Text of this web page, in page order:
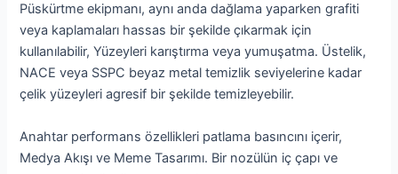
Püskürtme ekipmanı, aynı anda dağlama yaparken grafiti
veya kaplamaları hassas bir şekilde çıkarmak için
kullanılabilir, Yüzeyleri karıştırma veya yumuşatma. Üstelik,
NACE veya SSPC beyaz metal temizlik seviyelerine kadar
çelik yüzeyleri agresif bir şekilde temizleyebilir.
Anahtar performans özellikleri patlama basıncını içerir,
Medya Akışı ve Meme Tasarımı. Bir nozülün iç çapı ve